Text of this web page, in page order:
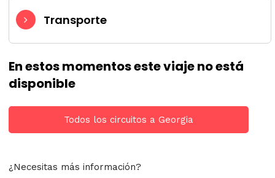
Transporte
En estos momentos este viaje no está
disponible
Todos los circuitos a Georgia
¿Necesitas más información?